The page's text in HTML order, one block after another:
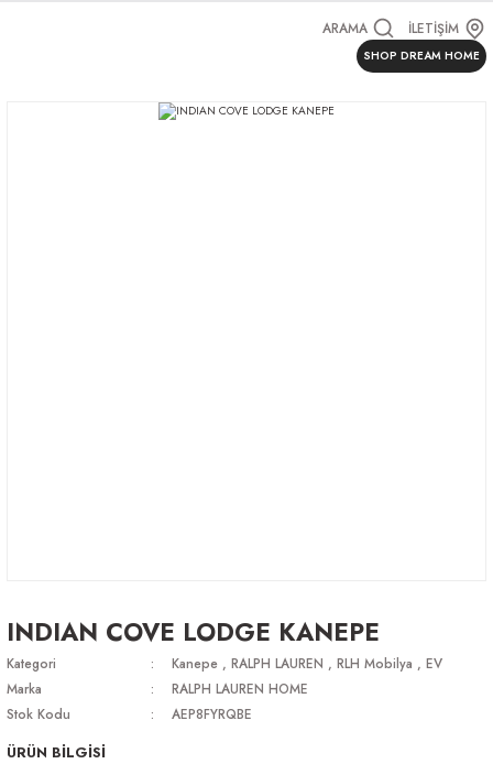
ARAMA İLETİŞİM
SHOP DREAM HOME
INDIAN COVE LODGE KANEPE
Kategori Kanepe , RALPH LAUREN , RLH Mobilya , EV
Marka
RALPH LAUREN HOME
Stok Kodu
AEP8FYRQBE
ÜRÜN BİLGİSİ